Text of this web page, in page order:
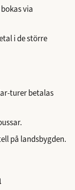
via
i de större
turer betalas
på landsbygden.